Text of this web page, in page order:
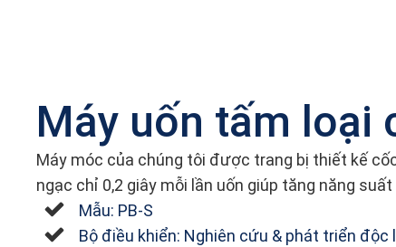
Máy uốn tấm loại
Máy móc của chúng tôi được trang bị thiết kế
ngạc chỉ 0,2 giây mỗi lần uốn giúp tăng năng
Mẫu: PB-S
Bộ điều khiển: Nghiên cứu & phát triển độc